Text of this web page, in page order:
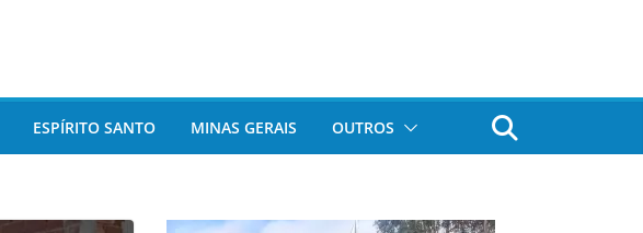
ESPÍRITO SANTO MINAS GERAIS OUTROS